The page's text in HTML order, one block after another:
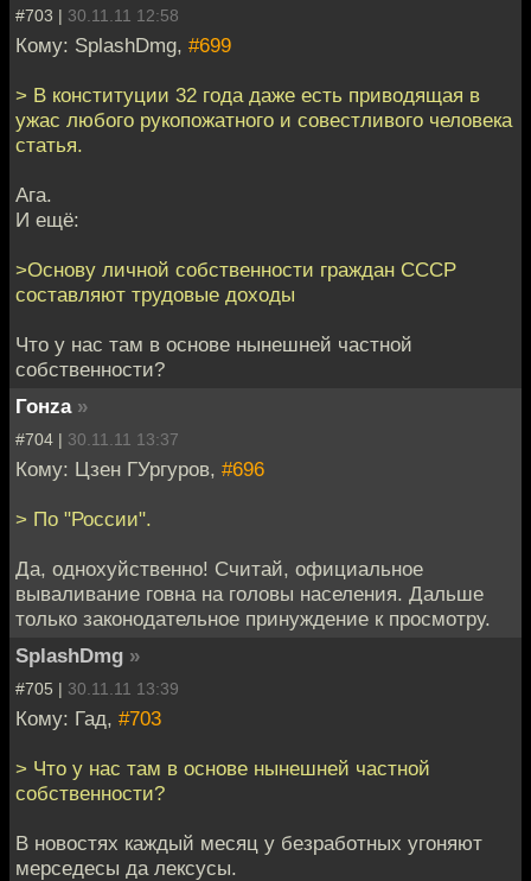
#703 | 30.11.11 12:58
Кому: SplashDmg, #699
> В конституции 32 года даже есть приводящая в
ужас любого рукопожатного и совестливого человека
статья.
Ага.
И ещё:
>Основу личной собственности граждан СССР
составляют трудовые доходы
Что у нас там в основе нынешней частной
собственности?
Гонzа »
#704 | 30.11.11 13:37
Кому: Цзен ГУргуров, #696
> По "России".
Да, однохуйственно! Считай, официальное
вываливание говна на головы населения. Дальше
только законодательное принуждение к просмотру.
SplashDmg »
#705 | 30.11.11 13:39
Кому: Гад, #703
> Что у нас там в основе нынешней частной
собственности?
В новостях каждый месяц у безработных угоняют
мерседесы да лексусы.